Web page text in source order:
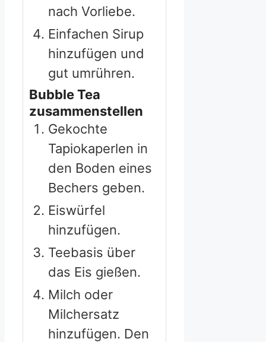
nach Vorliebe.
Einfachen Sirup
hinzufügen und
gut umrühren.
Bubble Tea
zusammenstellen
Gekochte
Tapiokaperlen in
den Boden eines
Bechers geben.
Eiswürfel
hinzufügen.
Teebasis über
das Eis gießen.
Milch oder
Milchersatz
hinzufügen. Den